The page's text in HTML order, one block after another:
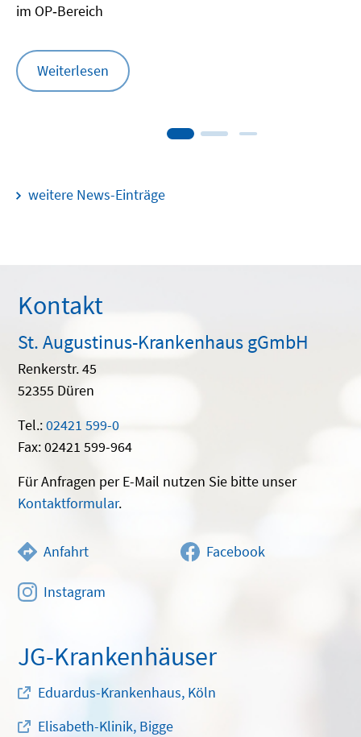
im OP‑Bereich
Weiterlesen
weitere News-Einträge
Kontakt
St. Augustinus-Krankenhaus gGmbH
Renkerstr. 45
52355 Düren
Tel.:02421 599-0
Fax: 02421 599-964
Für Anfragen per E-Mail nutzen Sie bitte unser
Kontaktformular.
Anfahrt Facebook
Instagram
JG-Krankenhäuser
Eduardus-Krankenhaus, Köln
Elisabeth-Klinik, Bigge